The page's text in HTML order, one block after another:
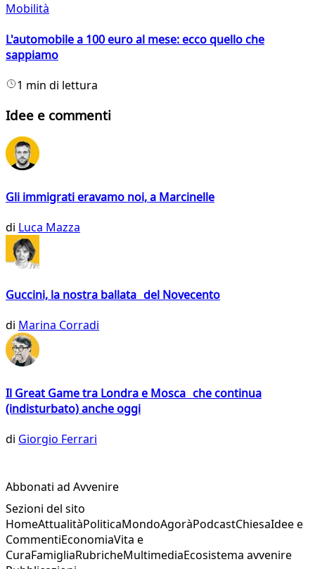
Mobilità
L'automobile a 100 euro al mese: ecco quello che
sappiamo
1 min di lettura
Idee e commenti
Gli immigrati eravamo noi, a Marcinelle
di Luca Mazza
Guccini, la nostra ballata del Novecento
di Marina Corradi
Il Great Game tra Londra e Mosca che continua
(indisturbato) anche oggi
di Giorgio Ferrari
Abbonati ad Avvenire
Sezioni del sito
HomeAttualitàPoliticaMondoAgoràPodcastChiesaIdee e
CommentiEconomiaVita e
CuraFamigliaRubricheMultimediaEcosistema avvenire